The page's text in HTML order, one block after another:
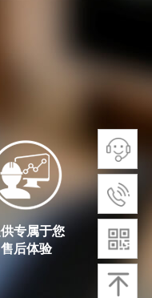
专属于您
售后体验